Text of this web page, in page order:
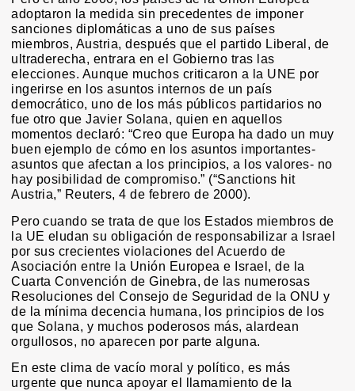
adoptaron la medida sin precedentes de imponer
sanciones diplomáticas a uno de sus países
miembros, Austria, después que el partido Liberal, de
ultraderecha, entrara en el Gobierno tras las
elecciones. Aunque muchos criticaron a la UNE por
ingerirse en los asuntos internos de un país
democrático, uno de los más públicos partidarios no
fue otro que Javier Solana, quien en aquellos
momentos declaró: “Creo que Europa ha dado un muy
buen ejemplo de cómo en los asuntos importantes-
asuntos que afectan a los principios, a los valores- no
hay posibilidad de compromiso.” (“Sanctions hit
Austria,” Reuters, 4 de febrero de 2000).
Pero cuando se trata de que los Estados miembros de
la UE eludan su obligación de responsabilizar a Israel
por sus crecientes violaciones del Acuerdo de
Asociación entre la Unión Europea e Israel, de la
Cuarta Convención de Ginebra, de las numerosas
Resoluciones del Consejo de Seguridad de la ONU y
de la mínima decencia humana, los principios de los
que Solana, y muchos poderosos más, alardean
orgullosos, no aparecen por parte alguna.
En este clima de vacío moral y político, es más
urgente que nunca apoyar el llamamiento de la